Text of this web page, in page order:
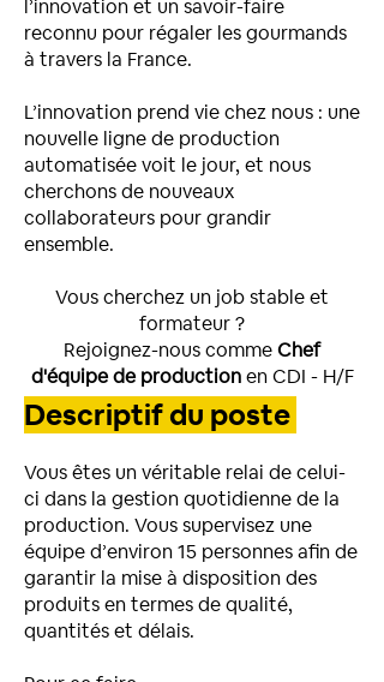
l’innovation et un savoir-faire
reconnu pour régaler les gourmands
à travers la France.
L’innovation prend vie chez nous : une
nouvelle ligne de production
automatisée voit le jour, et nous
cherchons de nouveaux
collaborateurs pour grandir
ensemble.
Vous cherchez un job stable et
formateur ?
Rejoignez-nous commeChef
d'équipe de productionen CDI - H/F
Descriptif du poste
Vous êtes un véritable relai de celui-
ci dans la gestion quotidienne de la
production. Vous supervisez une
équipe d’environ 15 personnes afin de
garantir la mise à disposition des
produits en termes de qualité,
quantités et délais.